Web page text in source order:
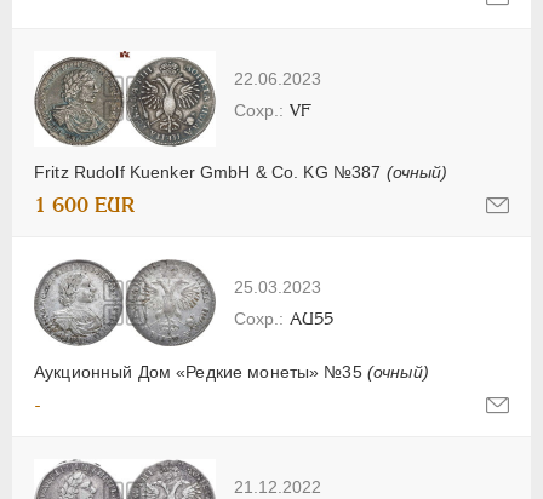
22.06.2023
Fritz Rudolf Kuenker GmbH & Co. KG №387 (очный)
VF
1 600 EUR
25.03.2023
Аукционный Дом «Редкие монеты» №35 (очный)
AU55
-
21.12.2022